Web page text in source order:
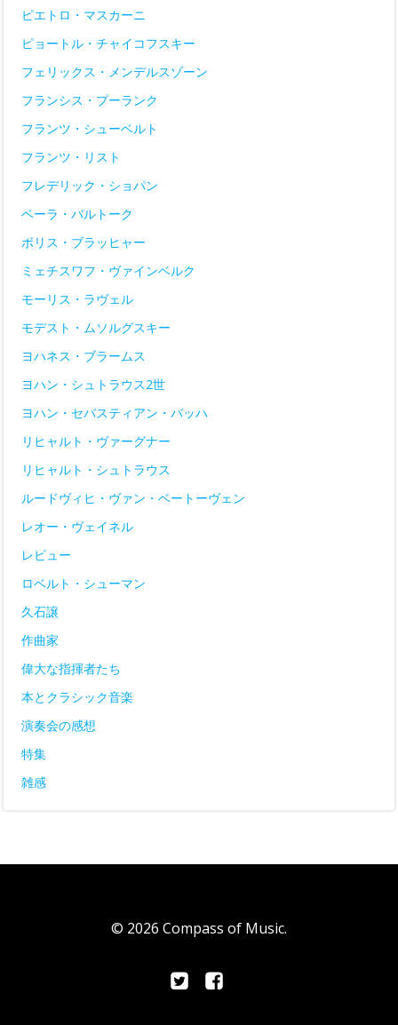
ピエトロ・マスカーニ
ピョートル・チャイコフスキー
フェリックス・メンデルスゾーン
フランシス・プーランク
フランツ・シューベルト
フランツ・リスト
フレデリック・ショパン
ベーラ・バルトーク
ボリス・ブラッヒャー
ミェチスワフ・ヴァインベルク
モーリス・ラヴェル
モデスト・ムソルグスキー
ヨハネス・ブラームス
ヨハン・シュトラウス2世
ヨハン・セバスティアン・バッハ
リヒャルト・ヴァーグナー
リヒャルト・シュトラウス
ルードヴィヒ・ヴァン・ベートーヴェン
レオー・ヴェイネル
レビュー
ロベルト・シューマン
久石譲
作曲家
偉大な指揮者たち
本とクラシック音楽
演奏会の感想
特集
雑感
© 2026 Compass of Music.